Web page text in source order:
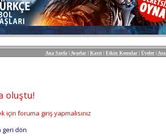
Ana Sayfa | Ayarlar | Kayıt | Etkin Konular | Üyeler | Ara
oluştu!
foruma giriş yapmalısınız
geri dön